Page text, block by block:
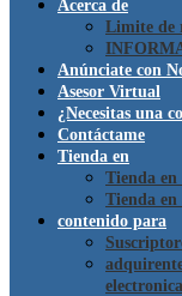
Acerca de
Limite de
Anúnciate con
Asesor Virtual
¿Necesitas una
Contáctame
Tienda en
Tienda
Tienda en
contenido para
electronica